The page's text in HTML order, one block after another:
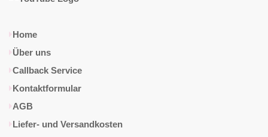
Home
Über uns
Callback Service
Kontaktformular
AGB
Liefer- und Versandkosten